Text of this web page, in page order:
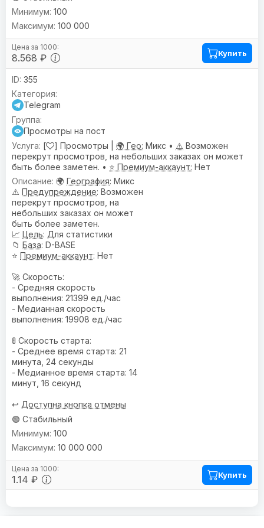
8.568 ₽
100
100 000
Купить
355
Telegram
Просмотры на пост
[
] Просмотры | 🌍 Гео: Микс • ⚠️ Возможен
перекрут просмотров, на небольших заказах он может
быть более заметен. • ⭐ Премиум-аккаунт: Нет
🌍 География: Микс
⚠️ Предупреждениe: Возможен
перекрут просмотров, на
небольших заказах он может
быть более заметен.
📈 Цель: Для статистики
📁 База: D-BASE
⭐ Премиум-аккаунт: Нет
🚀 Скорость:
- Средняя скорость
выполнения: 21399 ед./час
- Медианная скорость
выполнения: 19908 ед./час
🚦 Скорость старта:
- Среднее время старта: 21
минута, 24 секунды
- Медианное время старта: 14
минут, 16 секунд
↩️ Доступна кнопка отмены
🟢 Стабильный
1.14 ₽
100
10 000 000
Купить